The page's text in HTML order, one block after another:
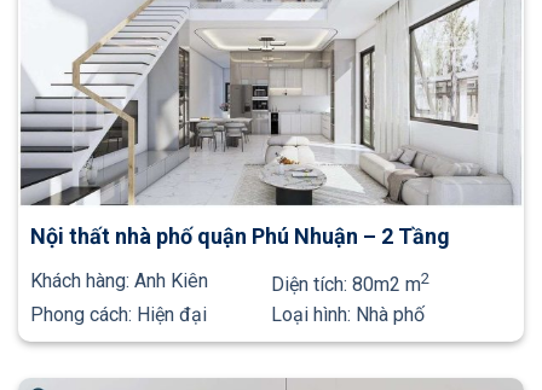
Nội thất nhà phố quận Phú Nhuận – 2 Tầng
Khách hàng: Anh Kiên Diện tích: 80m2 m2
Phong cách: Hiện đại Loại hình: Nhà phố